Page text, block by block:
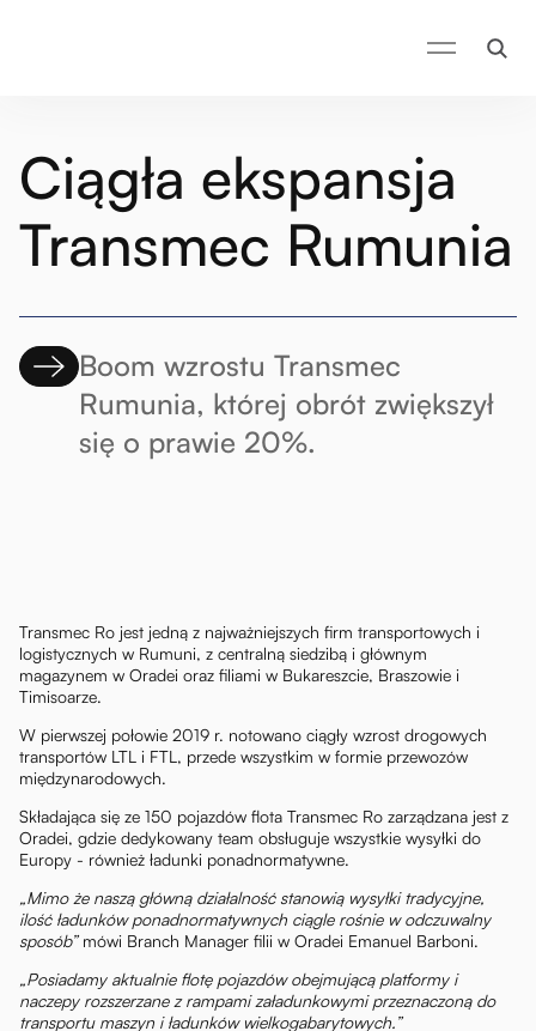
Ciągła ekspansja
Transmec Rumunia
Boom wzrostu Transmec
Rumunia, której obrót zwiększył
się o prawie 20%.
Transmec Ro jest jedną z najważniejszych firm transportowych i
logistycznych w Rumuni, z centralną siedzibą i głównym
magazynem w Oradei oraz filiami w Bukareszcie, Braszowie i
Timisoarze.
W pierwszej połowie 2019 r. notowano ciągły wzrost drogowych
transportów LTL i FTL, przede wszystkim w formie przewozów
międzynarodowych.
Składająca się ze 150 pojazdów flota Transmec Ro zarządzana jest z
Oradei, gdzie dedykowany team obsługuje wszystkie wysyłki do
Europy - również ładunki ponadnormatywne.
„Mimo że naszą główną działalność stanowią wysyłki tradycyjne,
ilość ładunków ponadnormatywnych ciągle rośnie w odczuwalny
sposób”mówi Branch Manager filii w Oradei Emanuel Barboni.
„Posiadamy aktualnie flotę pojazdów obejmującą platformy i
naczepy rozszerzane z rampami załadunkowymi przeznaczoną do
transportu maszyn i ładunków wielkogabarytowych.”